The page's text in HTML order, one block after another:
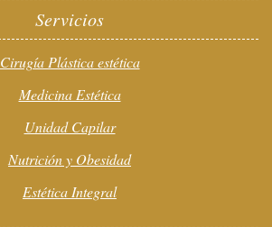
Servicios
Cirugía Plástica estética
Medicina Estética
Unidad Capilar
Nutrición y Obesidad
Estética Integral